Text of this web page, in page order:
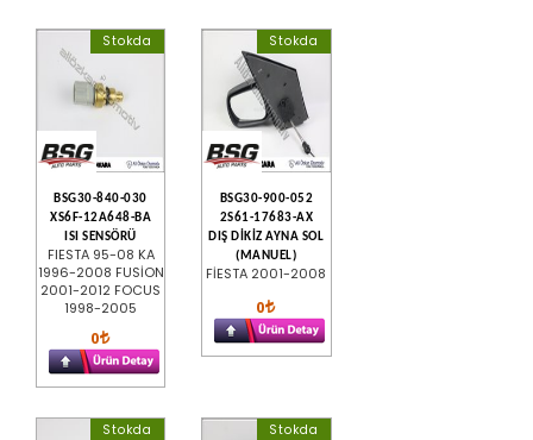
Stokda
BSG30-840-030
XS6F-12A648-BA
ISI SENSÖRÜ
FIESTA 95-08 KA
1996-2008 FUSİON
2001-2012 FOCUS
1998-2005
0
Stokda
BSG30-900-052
2S61-17683-AX
DIŞ DİKİZ AYNA SOL
(MANUEL)
FİESTA 2001-2008
0
Stokda Stokda